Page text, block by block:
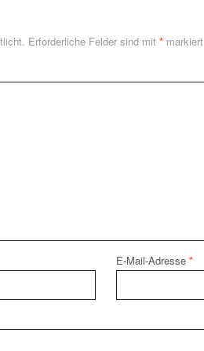
Erforderliche Felder sind mit * markiert
E-Mail-Adresse *